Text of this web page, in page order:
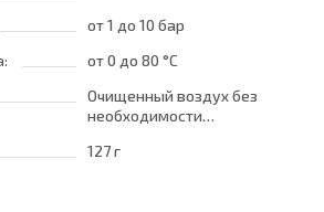
от 1 до 10 бар
от 0 до 80 °C
Очищенный воздух без
необходимости
установка центробежного
127 г